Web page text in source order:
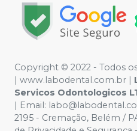
Copyright © 2022 - Todos
| www.labodental.com.br |
Servicos Odontologicos
| Email:
2195 - Cremação, Belém /